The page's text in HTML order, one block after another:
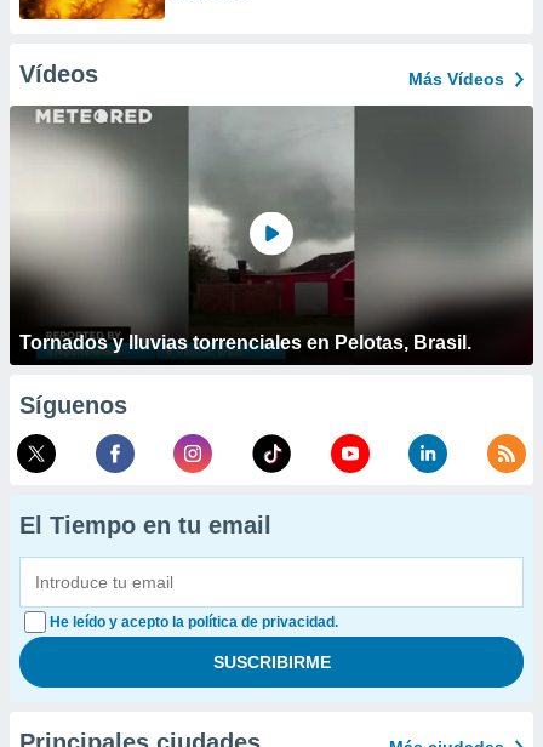
Vídeos Más Vídeos
Tornados y lluvias torrenciales en Pelotas, Brasil.
Síguenos
El Tiempo en tu email
He leído y acepto la política de privacidad.